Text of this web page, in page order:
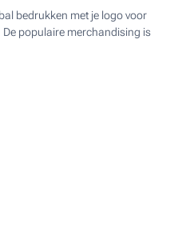
bedrukken met je logo voor
De populaire merchandising is